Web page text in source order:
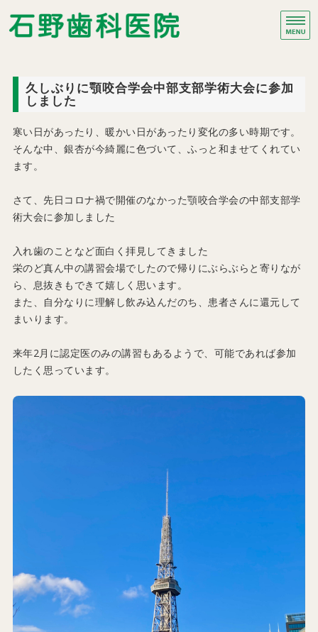
石野歯科医院｜静岡県
治療項目
院長・スタッフ紹介
医院紹介・アクセス
ブログ
久しぶりに顎咬合学会中部支部学術大会に参加
しました
寒い日があったり、暖かい日があったり変化の多い時期です。
そんな中、銀杏が今綺麗に色づいて、ふっと和ませてくれてい
ます。
さて、先日コロナ禍で開催のなかった顎咬合学会の中部支部学
術大会に参加しました
入れ歯のことなど面白く拝見してきました
栄のど真ん中の講習会場でしたので帰りにぶらぶらと寄りなが
ら、息抜きもできて嬉しく思います。
また、自分なりに理解し飲み込んだのち、患者さんに還元して
まいります。
来年2月に認定医のみの講習もあるようで、可能であれば参加
したく思っています。